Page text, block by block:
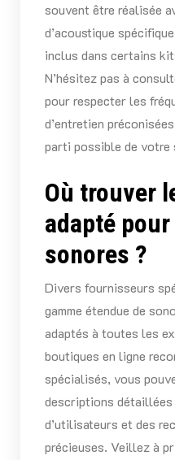
souvent être réalisée
d’acoustique
inclus dans certains
N’hésitez pas à
pour respecter les
d’entretien
parti possible de votre
Où trouver
adapté
sonores ?
Divers fournisseurs
gamme étendue de
adaptés à toutes les
boutiques en ligne
spécialisés, vous
descriptions
d’utilisateurs et des
précieuses. Veillez à